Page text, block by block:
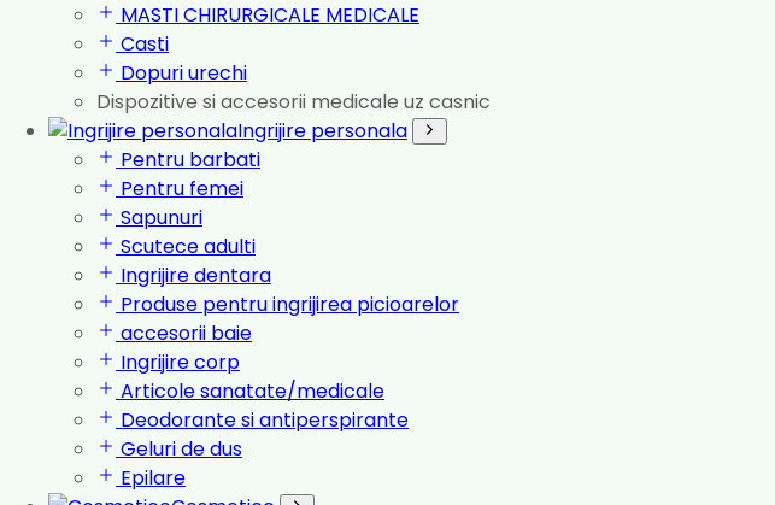
MASTI CHIRURGICALE MEDICALE
Casti
Dopuri urechi
Dispozitive si accesorii medicale uz casnic
Ingrijire personala
Pentru barbati
Pentru femei
Sapunuri
Scutece adulti
Ingrijire dentara
Produse pentru ingrijirea picioarelor
accesorii baie
Ingrijire corp
Articole sanatate/medicale
Deodorante si antiperspirante
Geluri de dus
Epilare